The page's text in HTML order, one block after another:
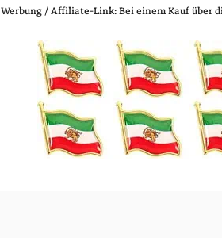
Werbung / Affiliate‑Link: Bei einem Kauf